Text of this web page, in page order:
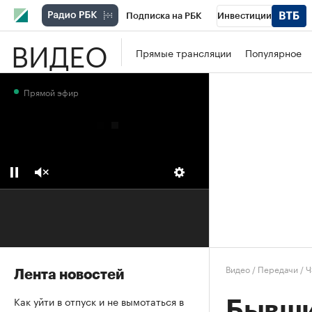
Подписка на РБК Инвестиции
ВИДЕО Прямые трансляции Популярное
Видео / Передачи /
Прямой эфир
Лента новостей
Как уйти в отпуск и не вымотаться в